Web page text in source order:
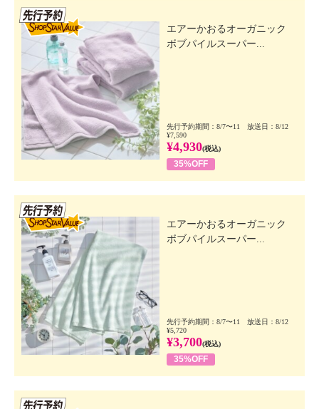
エアーかおるオーガニック
ボブパイルスーパー...
先行予約期間：8/7〜11 放送日：8/12
¥7,590
¥4,930(税込)
35%OFF
エアーかおるオーガニック
ボブパイルスーパー...
先行予約期間：8/7〜11 放送日：8/12
¥5,720
¥3,700(税込)
35%OFF